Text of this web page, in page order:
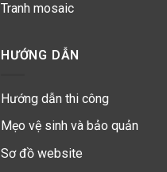
Tranh mosaic
HƯỚNG DẪN
Hướng dẫn thi công
Mẹo vệ sinh và bảo quản
Sơ đồ website